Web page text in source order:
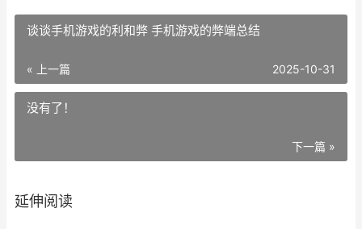
谈谈手机游戏的利和弊 手机游戏的弊端总结
« 上一篇 2025-10-31
没有了！
下一篇 »
延伸阅读